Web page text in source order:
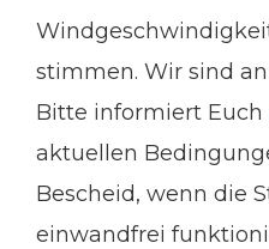
stimmen. Wir sind
Bitte informiert Euch
aktuellen
Bescheid, wenn die
einwandfrei